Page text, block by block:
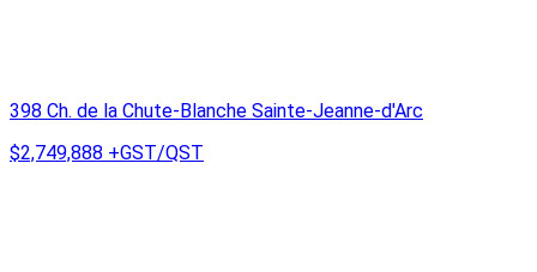
398 Ch. de la Chute-Blanche Sainte-Jeanne-d'Arc
$2,749,888 +GST/QST